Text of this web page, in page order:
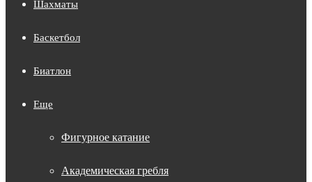
Шахматы
Баскетбол
Биатлон
Еще
Фигурное катание
Академическая гребля